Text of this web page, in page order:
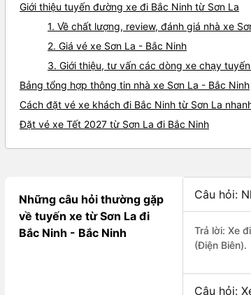
Giới thiệu tuyến đường xe đi Bắc Ninh từ Sơn La
1. Về chất lượng, review, đánh giá nhà xe
2. Giá vé xe Sơn La - Bắc Ninh
3. Giới thiệu, tư vấn các dòng xe chạy
Bảng tổng hợp thông tin nhà xe Sơn La - Bắc Ninh
Cách đặt vé xe khách đi Bắc Ninh từ Sơn La
Đặt vé xe Tết 2027 từ Sơn La đi Bắc Ninh
Những câu hỏi thường gặp
về tuyến xe từ Sơn La đi
Bắc Ninh - Bắc Ninh
Câu hỏi:
Trả lời: Xe
(Điện Biên).
Câu hỏi: